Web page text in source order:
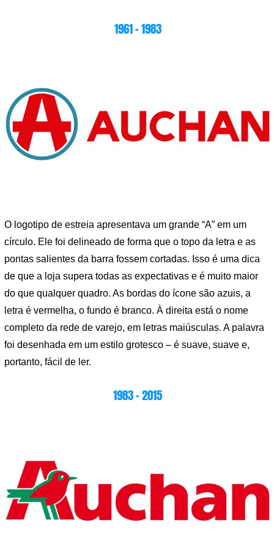
1961 – 1983
O logotipo de estreia apresentava um grande “A” em um
círculo. Ele foi delineado de forma que o topo da letra e as
pontas salientes da barra fossem cortadas. Isso é uma dica
de que a loja supera todas as expectativas e é muito maior
do que qualquer quadro. As bordas do ícone são azuis, a
letra é vermelha, o fundo é branco. À direita está o nome
completo da rede de varejo, em letras maiúsculas. A palavra
foi desenhada em um estilo grotesco – é suave, suave e,
portanto, fácil de ler.
1983 – 2015